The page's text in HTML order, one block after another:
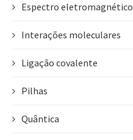
Espectro eletromagnético
Interações moleculares
Ligação covalente
Pilhas
Quântica